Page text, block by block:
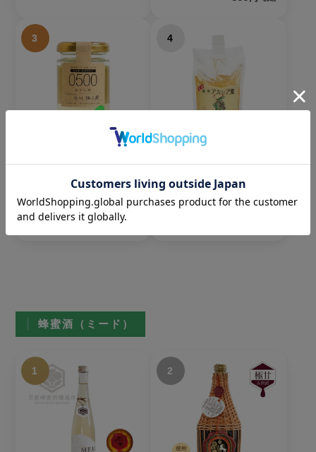
3
【2026年新蜜・生蜂
森県弘前市産）シング
ルオリジンハニー0500
1,728円
4
【2026年新蜜】あかし
大容量
3,996円
蜂蜜酒（ミード）
1 2